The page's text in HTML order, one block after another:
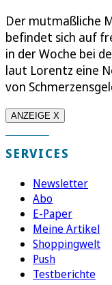
Der mutmaßliche
befindet sich auf
in der Woche bei
laut Lorentz eine
von
ANZEIGE X
SERVICES
Newsletter
Abo
E-Paper
Meine Artikel
Shoppingwelt
Push
Testberichte